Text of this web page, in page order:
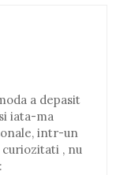
a depasit
iata-ma
intr-un
, nu